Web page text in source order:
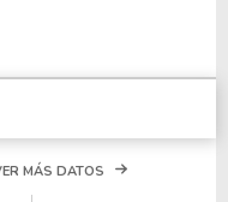
MÁS DATOS